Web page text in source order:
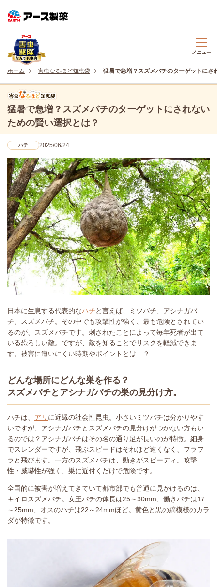
メニュー
ホーム 害虫なるほど知恵袋 猛暑で急増？スズメバチのターゲットにさ
猛暑で急増？スズメバチのターゲットにされない
ための賢い選択とは？
ハチ 2025/06/24
日本に生息する代表的なハチと言えば、ミツバチ、アシナガバ
チ、スズメバチ。その中でも攻撃性が強く、最も危険とされてい
るのが、スズメバチです。刺されたことによって毎年死者が出て
いる恐ろしい敵。ですが、敵を知ることでリスクを軽減できま
す。被害に遭いにくい時期やポイントとは…？
どんな場所にどんな巣を作る？
スズメバチとアシナガバチの巣の見分け方。
ハチは、 アリ に近縁の社会性昆虫。小さいミツバチは分かりやす
いですが、アシナガバチとスズメバチの見分けがつかない方もい
るのでは？アシナガバチはその名の通り足が長いのが特徴。細身
でスレンダーですが、飛ぶスピードはそれほど速くなく、フラフ
ラと飛びます。一方のスズメバチは、動きがスピーディ。攻撃
性・威嚇性が強く、巣に近付くだけで危険です。
全国的に被害が増えてきていて都市部でも普通に見かけるのは、
キイロスズメバチ。女王バチの体長は25～30mm、働きバチは17
～25mm、オスのハチは22～24mmほど。黄色と黒の縞模様のカラ
ダが特徴です。